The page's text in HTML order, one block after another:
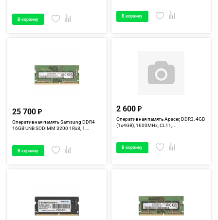
В корзину
В корзину
25 700
Оперативная память Samsung DDR4
16GB UNB SODIMM 3200 1Rx8, 1...
В корзину
2 600
Оперативная память Apacer, DDR3, 4GB
(1x4GB), 1600MHz, CL11,...
В корзину